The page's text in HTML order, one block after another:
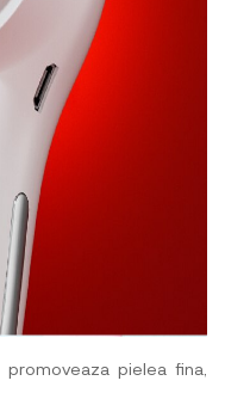
promoveaza pielea fina,